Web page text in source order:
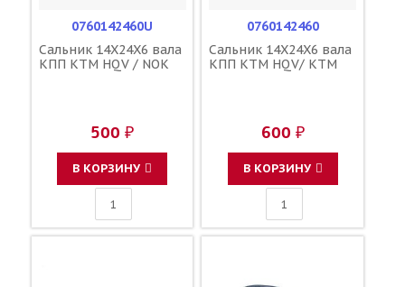
0760142460U
Сальник 14X24X6 вала
КПП KTM HQV / NOK
500 ₽
В КОРЗИНУ
0760142460
Сальник 14X24X6 вала
КПП KTM HQV/ KTM
600 ₽
В КОРЗИНУ